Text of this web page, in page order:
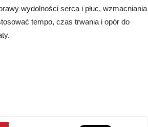
wydolności serca i płuc, wzmacniania
tempo, czas trwania i opór do